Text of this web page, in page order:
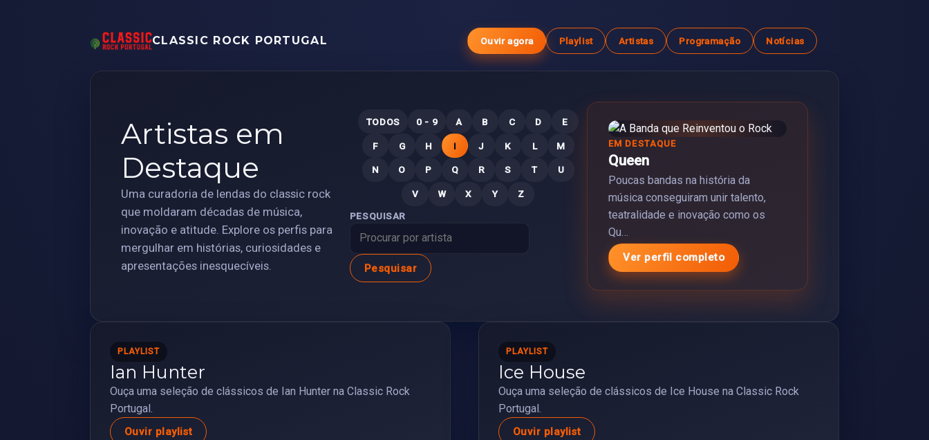
CLASSIC ROCK PORTUGAL Ouvir agora Playlist Artistas Programação Notícias
Artistas em
Destaque
Uma curadoria de lendas do classic rock
que moldaram décadas de música,
inovação e atitude. Explore os perfis para
mergulhar em histórias, curiosidades e
apresentações inesquecíveis.
TODOS 0 - 9 A B C D E
F G H I J K L M
N O P Q R S T U
V W X Y
Z
PESQUISAR
Pesquisar
EM DESTAQUE
Queen
Poucas bandas na história da
música conseguiram unir talento,
teatralidade e inovação como os
Qu…
Ver perfil completo
PLAYLIST
Ian Hunter
Ouça uma seleção de clássicos de Ian Hunter na Classic Rock
Portugal.
Ouvir playlist
PLAYLIST
Ice House
Ouça uma seleção de clássicos de Ice House na Classic Rock
Portugal.
Ouvir playlist